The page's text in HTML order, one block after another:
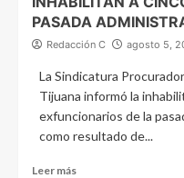
PASADA
Redacción C agosto 5,
La Sindicatura
Tijuana informó la
exfuncionarios de la
como resultado de...
Leer más